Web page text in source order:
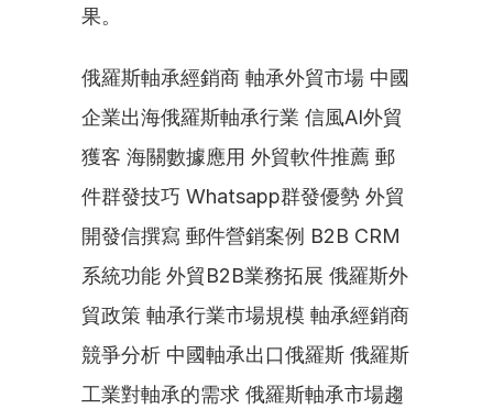
果。
俄羅斯軸承經銷商 軸承外貿市場 中國
企業出海俄羅斯軸承行業 信風AI外貿
獲客 海關數據應用 外貿軟件推薦 郵
件群發技巧 Whatsapp群發優勢 外貿
開發信撰寫 郵件營銷案例 B2B CRM
系統功能 外貿B2B業務拓展 俄羅斯外
貿政策 軸承行業市場規模 軸承經銷商
競爭分析 中國軸承出口俄羅斯 俄羅斯
工業對軸承的需求 俄羅斯軸承市場趨